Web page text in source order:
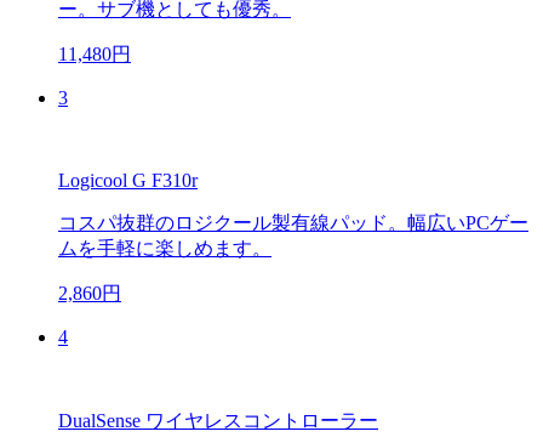
ー。サブ機としても優秀。
11,480円
3
Logicool G F310r
コスパ抜群のロジクール製有線パッド。幅広いPCゲー
ムを手軽に楽しめます。
2,860円
4
DualSense ワイヤレスコントローラー